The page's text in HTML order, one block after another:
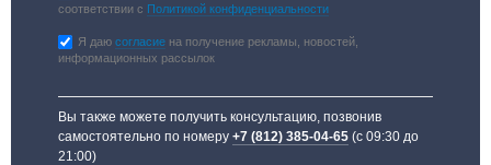
соответствии с Политикой конфиденциальности
Я даюсогласие на получение рекламы, новостей,
информационных рассылок
Вы также можете получить консультацию, позвонив
самостоятельно по номеру+7 (812) 385-04-65 (с 09:30 до
21:00)